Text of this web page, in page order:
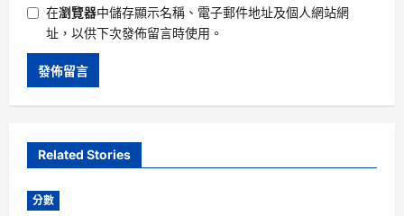
在瀏覽器中儲存顯示名稱、電子郵件地址及個人網站網
址，以供下次發佈留言時使用。
Related Stories
分數